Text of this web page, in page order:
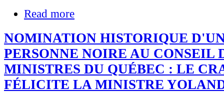
Read more
NOMINATION HISTORIQUE
PERSONNE NOIRE AU CONSEIL
MINISTRES DU QUÉBEC : LE
FÉLICITE LA MINISTRE